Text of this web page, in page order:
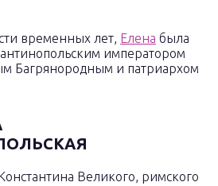
временных лет, Елена была
императором
Багрянородным и патриархом
Великого, римского